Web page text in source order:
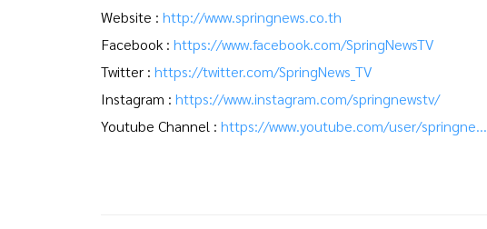
Website : http://www.springnews.co.th
Facebook : https://www.facebook.com/SpringNewsTV
Twitter : https://twitter.com/SpringNews_TV
Instagram : https://www.instagram.com/springnewstv/
Youtube Channel : https://www.youtube.com/user/springne...